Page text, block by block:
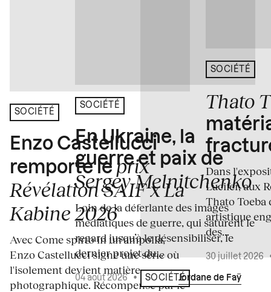
SOCIÉTÉ
Enzo Castellucci
remporte le prix
Révélation SAIF x La
Kabine 2026
Avec Come spirto in un'ampolla,
Enzo Castellucci signe une série où
l'isolement devient matière
photographique. Récompensé par le
SOCIÉTÉ
En Ukraine, la
guerre et paix de
Sergey Melnitchenko
Loin de la déferlante des images
médiatiques de guerre, qui saturent le
regard jusqu’à le désensibiliser, le
dernier projet du...
04 août 2026 • Écrit par Jordane de Faÿ
SOCIÉTÉ
SOCIÉTÉ
Thato
Dans
Lucifer, aux
Thato Toeba
artistique
des...
30 juillet 2026